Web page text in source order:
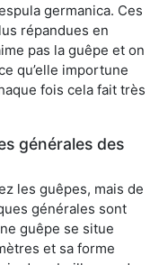
germanica. Ces
répandues en
pas la guêpe et on
qu’elle importune
fois cela fait très
générales des
les guêpes, mais de
générales sont
guêpe se situe
et sa forme